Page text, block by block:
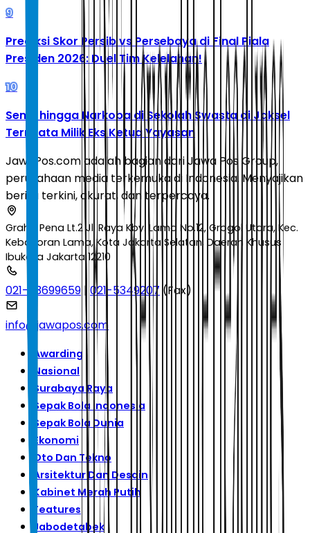
9
Prediksi Skor Persib vs Persebaya di Final Piala
Presiden 2026: Duel Tim Kelelahan!
10
Senpi hingga Narkoba di Sekolah Swasta di Jaksel
Ternyata Milik Eks Ketua Yayasan
JawaPos.com adalah bagian dari Jawa Pos Group,
perusahaan media terkemuka di Indonesia. Menyajikan
berita terkini, akurat, dan terpercaya.
Graha Pena Lt.2 Jl. Raya Kby. Lama No.12, Grogol Utara, Kec.
Kebayoran Lama, Kota Jakarta Selatan, Daerah Khusus
Ibukota Jakarta 12210
021-53699659 | 021-5349207 (Fax)
info@jawapos.com
Awarding
Nasional
Surabaya Raya
Sepak Bola Indonesia
Sepak Bola Dunia
Ekonomi
Oto Dan Tekno
Arsitektur Dan Desain
Kabinet Merah Putih
Features
Jabodetabek